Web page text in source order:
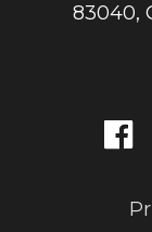
83040,